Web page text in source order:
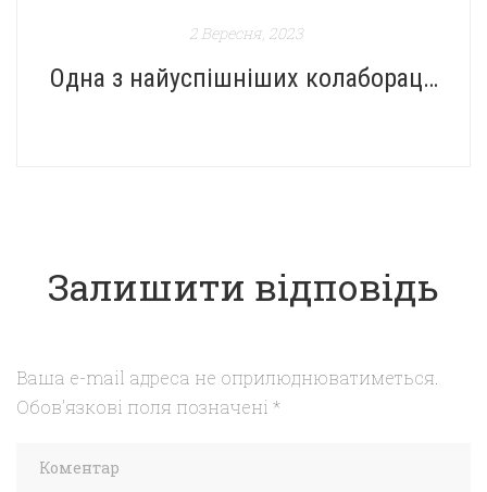
2 Вересня, 2023
Одна з найуспішніших колаборацій у світі дитячої літератури
Залишити відповідь
Ваша e-mail адреса не оприлюднюватиметься.
Обов’язкові поля позначені *